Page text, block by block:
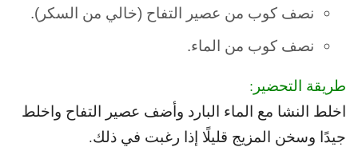
نصف كوب من عصير التفاح (خالي من السكر).
نصف كوب من الماء.
طريقة التحضير:
اخلط النشا مع الماء البارد وأضف عصير التفاح واخلط
جيدًا وسخن المزيج قليلًا إذا رغبت في ذلك.